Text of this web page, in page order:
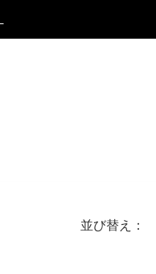
並び替え：